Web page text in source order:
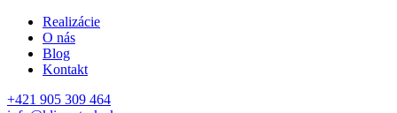
Realizácie
O nás
Blog
Kontakt
+421 905 309 464